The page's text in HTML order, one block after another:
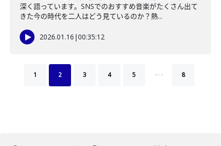
深く語っています。SNSでのおすすめ音楽がたくさん出て
きた今の時代を二人はどう見ているのか？熱...
2026.01.16 |00:35:12
1 2 3 4 5 … 8